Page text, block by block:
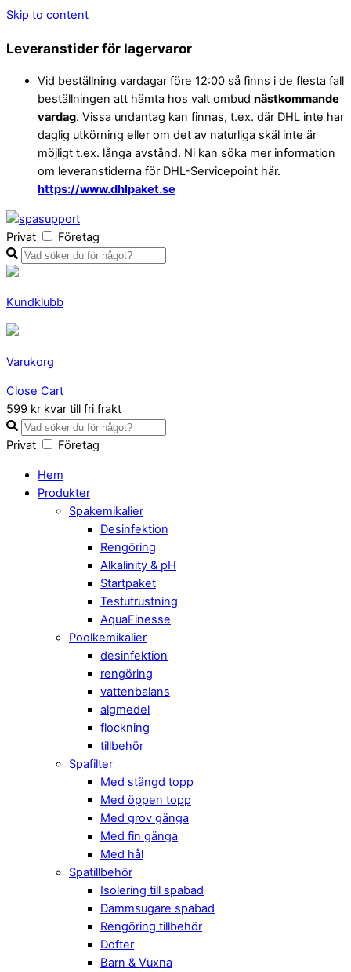
Skip to content
Leveranstider för lagervaror
Vid beställning vardagar före 12:00 så finns i de flesta fall
beställningen att hämta hos valt ombud nästkommande
vardag. Vissa undantag kan finnas, t.ex. där DHL inte har
daglig utkörning eller om det av naturliga skäl inte är
möjligt t.ex. långa avstånd. Ni kan söka mer information
om leveranstiderna för DHL-Servicepoint här.
https://www.dhlpaket.se
Privat Företag
Kundklubb
Varukorg
Close Cart
599 kr kvar till fri frakt
Privat Företag
Hem
Produkter
Spakemikalier
Desinfektion
Rengöring
Alkalinity & pH
Startpaket
Testutrustning
AquaFinesse
Poolkemikalier
desinfektion
rengöring
vattenbalans
algmedel
flockning
tillbehör
Spafilter
Med stängd topp
Med öppen topp
Med grov gänga
Med fin gänga
Med hål
Spatillbehör
Isolering till spabad
Dammsugare spabad
Rengöring tillbehör
Dofter
Barn & Vuxna